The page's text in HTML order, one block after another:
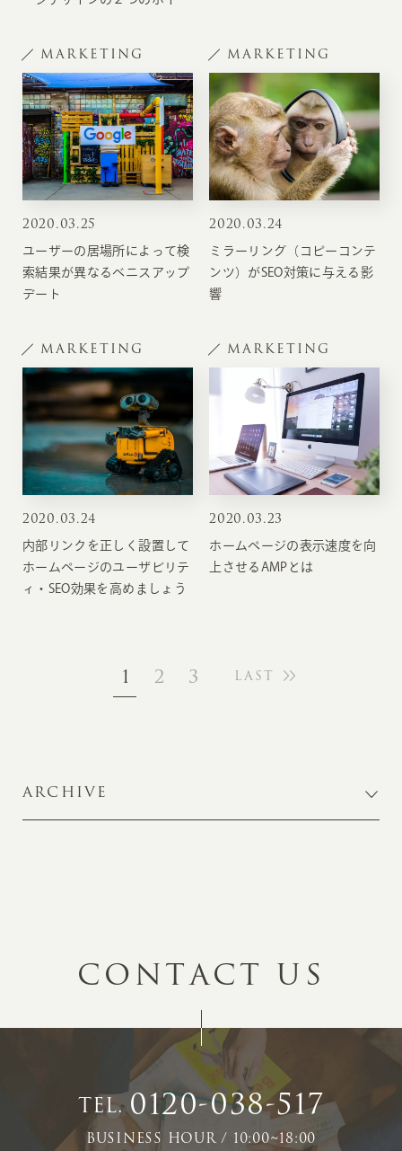
MARKETING
2020.03.25
ユーザーの居場所によって検
索結果が異なるベニスアップ
デート
MARKETING
2020.03.24
ミラーリング（コピーコンテ
ンツ）がSEO対策に与える影
響
MARKETING
2020.03.24
内部リンクを正しく設置して
ホームページのユーザビリテ
ィ・SEO効果を高めましょう
MARKETING
2020.03.23
ホームページの表示速度を向
上させるAMPとは
1 2 3 LAST
ARCHIVE
CONTACT US
TEL.0120-038-517
BUSINESS HOUR / 10:00~18:00